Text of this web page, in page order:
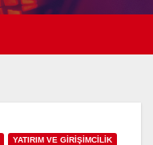
YATIRIM VE GİRİŞİMCİLİK